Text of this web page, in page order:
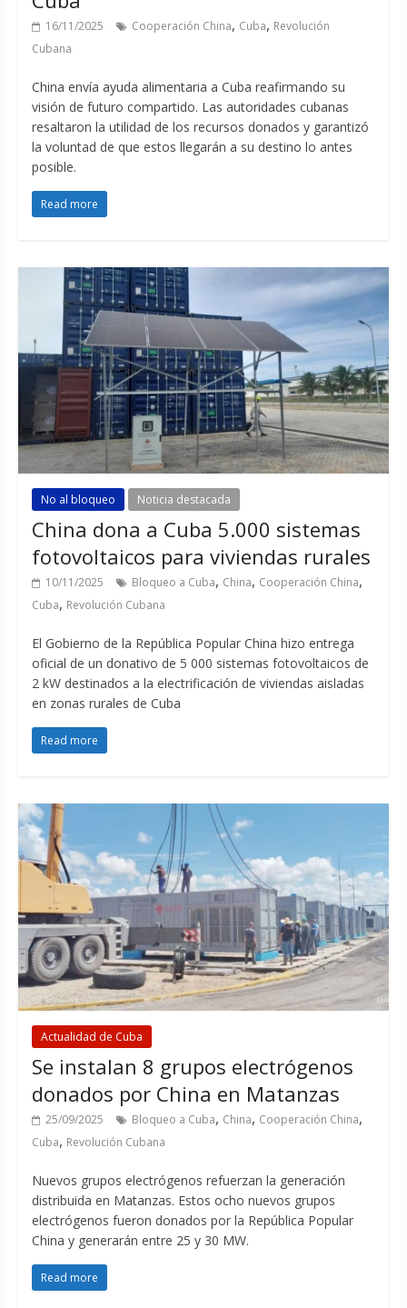
16/11/2025 Cooperación China, Cuba, Revolución
Cubana
China envía ayuda alimentaria a Cuba reafirmando su
visión de futuro compartido. Las autoridades cubanas
resaltaron la utilidad de los recursos donados y garantizó
la voluntad de que estos llegarán a su destino lo antes
posible.
Read more
No al bloqueo Noticia destacada
China dona a Cuba 5.000 sistemas
fotovoltaicos para viviendas rurales
10/11/2025 Bloqueo a Cuba, China, Cooperación China,
Cuba, Revolución Cubana
El Gobierno de la República Popular China hizo entrega
oficial de un donativo de 5 000 sistemas fotovoltaicos de
2 kW destinados a la electrificación de viviendas aisladas
en zonas rurales de Cuba
Read more
Actualidad de Cuba
Se instalan 8 grupos electrógenos
donados por China en Matanzas
25/09/2025 Bloqueo a Cuba, China, Cooperación China,
Cuba, Revolución Cubana
Nuevos grupos electrógenos refuerzan la generación
distribuida en Matanzas. Estos ocho nuevos grupos
electrógenos fueron donados por la República Popular
China y generarán entre 25 y 30 MW.
Read more